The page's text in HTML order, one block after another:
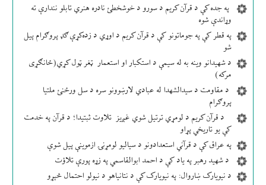
په جده کې د قرآن کریم د سورو د خوشخطئ نادره هنري تابلو نندارې ته
وړاندې شوه
په قطر کې په جوماتونو کې د قرآن کریم د اوړي د زده‌کړې ګډ پروګرام پیل
شو
د شهیدانو وینه به له سیمې د استکبار او استعمار ټغر ټول کړي(ځانګړی
مرکه)
د مقاومت د سیدالشهدا له عبادي لارښوونو سره د سل ورځنئ ملتیا
پروګرام
د قرآن کریم د لومړي ترتیل شوي غږیز تلاوت ثبتیدا؛ د قرآن په خدمت
کې یو تاریخي پړاو
په عراق کې د قرآني استعدادونو د سیالیو لومړنۍ ازموینې پیل شوې
د شهید رهبر په یاد کې د احمد ابوالقاسمي په زړه پورې تلاؤت
د نیویارک ښاروال: په نیویارک کې د نتانیاهو د نیولو احتمال څېړو